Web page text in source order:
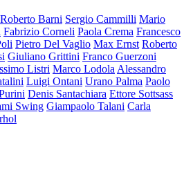
Roberto Barni Sergio Cammilli Mario
Fabrizio Corneli Paola Crema Francesco
Pietro Del Vaglio Max Ernst Roberto
Giuliano Grittini Franco Guerzoni
Listri Marco Lodola Alessandro
Luigi Ontani Urano Palma Paolo
Denis Santachiara Ettore Sottsass
Swing Giampaolo Talani Carla